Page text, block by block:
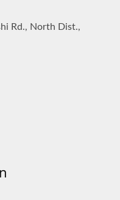
Rd., North Dist.,